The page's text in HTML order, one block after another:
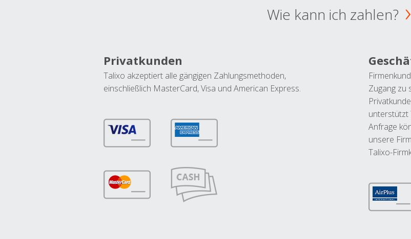
Wie kann ich zahlen?
Privatkunden
Talixo akzeptiert alle gängigen Zahlungsmethoden,
einschließlich MasterCard, Visa und American Express.
Zugang zu
unterstützt
Anfrage
unsere
Talixo-